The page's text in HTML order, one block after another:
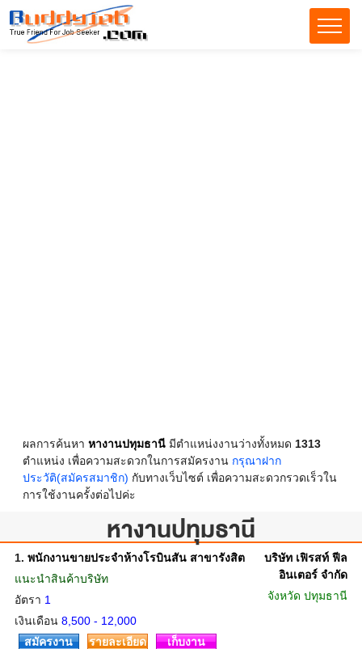
ผลการค้นหา หางานปทุมธานีมีตำแหน่งงานว่างทั้งหมด 1313
ตำแหน่ง เพื่อความสะดวกในการสมัครงาน กรุณาฝาก
ประวัติ(สมัครสมาชิก) กับทางเว็บไซต์ เพื่อความสะดวกรวดเร็วใน
การใช้งานครั้งต่อไปค่ะ
หางานปทุมธานี
1. พนักงานขายประจำห้างโรบินสัน สาขารังสิต
แนะนำสินค้าบริษัท
อัตรา 1
เงินเดือน 8,500 - 12,000
บริษัท เฟิรสท์ ฟีล
อินเตอร์ จำกัด
จังหวัด ปทุมธานี
สมัครงาน รายละเอียด เก็บงาน